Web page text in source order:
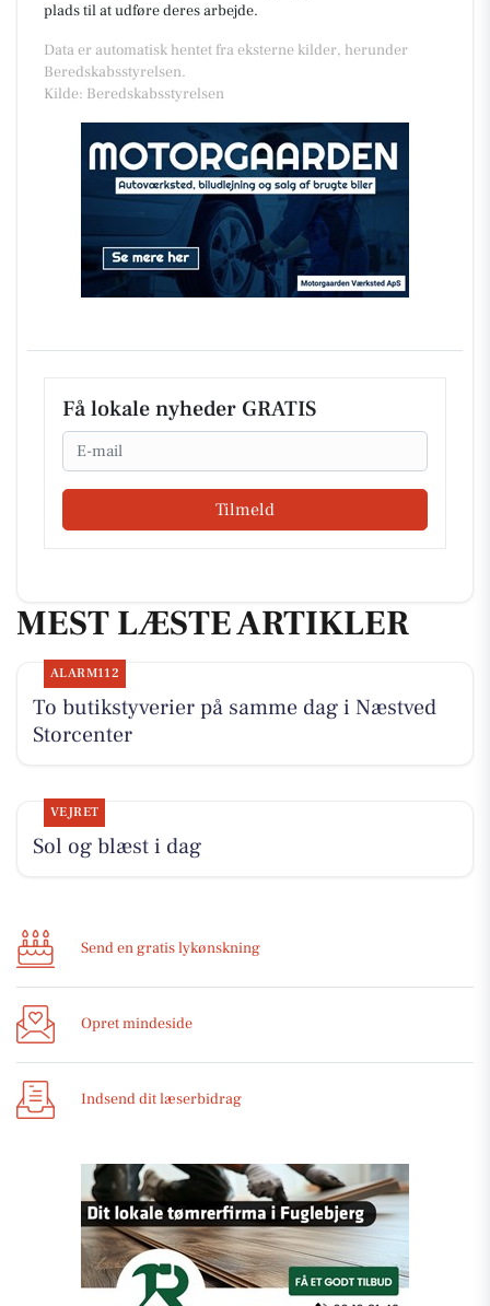
plads til at udføre deres arbejde.
Data er automatisk hentet fra eksterne kilder, herunder
Beredskabsstyrelsen.
Kilde: Beredskabsstyrelsen
Få lokale nyheder GRATIS
Email
Tilmeld
MEST LÆSTE ARTIKLER
ALARM112
To butikstyverier på samme dag i Næstved
Storcenter
VEJRET
Sol og blæst i dag
Send en gratis lykønskning
Opret mindeside
Indsend dit læserbidrag